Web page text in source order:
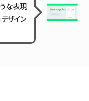
な表現
デザイン